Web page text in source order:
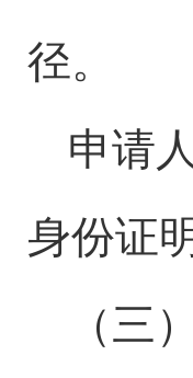
径。
申请
身份证
（三